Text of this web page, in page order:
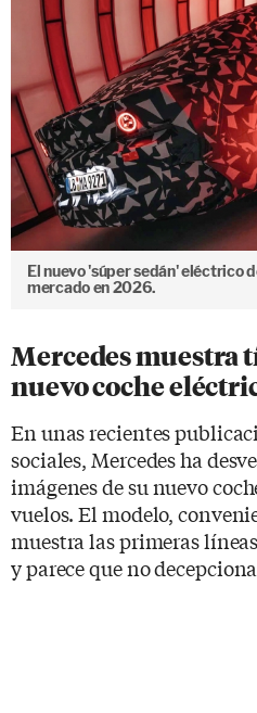
El nuevo 'súper sedán' eléctrico
mercado en 2026.
Mercedes muestra
nuevo coche
En unas recientes
sociales, Mercedes ha
imágenes de su nuevo
vuelos. El modelo,
muestra las primeras
y parece que no